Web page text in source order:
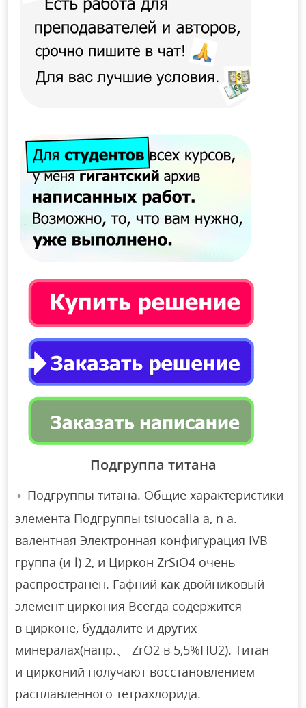
Подгруппа титана
Подгруппы титана. Общие характеристики
элемента Подгруппы tsiuocalla a, n a.
валентная Электронная конфигурация IVB
группа (и-l) 2, и Циркон ZrSiO4 очень
распространен. Гафний как двойниковый
элемент циркония Всегда содержится
в цирконе, буддалите и других
минералах(напр.、 ZrO2 в 5,5%HU2). Титан
и цирконий получают восстановлением
расплавленного тетрахлорида.